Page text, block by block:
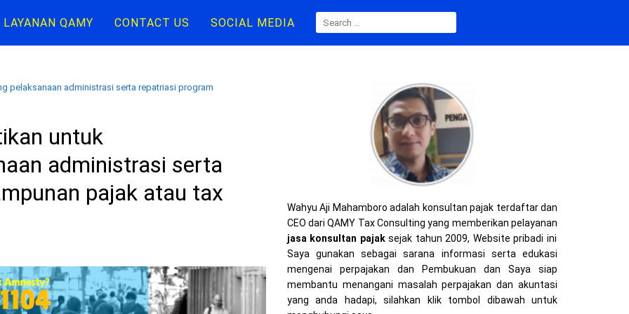
LAYANAN QAMY CONTACT US SOCIAL MEDIA
E
A
F
O
R
:
pelaksanaan administrasi serta repatriasi program
untuk
administrasi serta
pajak atau tax
Wahyu Aji Mahamboro adalah konsultan pajak terdaftar dan
CEO dari QAMY Tax Consulting yang memberikan pelayanan
jasa konsultan pajaksejak tahun 2009, Website pribadi ini
Saya gunakan sebagai sarana informasi serta edukasi
mengenai perpajakan dan Pembukuan dan Saya siap
membantu menangani masalah perpajakan dan akuntasi
yang anda hadapi, silahkan klik tombol dibawah untuk